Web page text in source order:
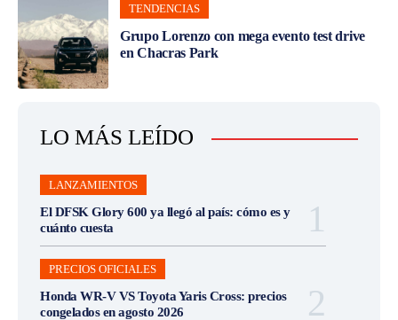
TENDENCIAS
Grupo Lorenzo con mega evento test drive
en Chacras Park
LO MÁS LEÍDO
LANZAMIENTOS
El DFSK Glory 600 ya llegó al país: cómo es y
cuánto cuesta
PRECIOS OFICIALES
Honda WR-V VS Toyota Yaris Cross: precios
congelados en agosto 2026